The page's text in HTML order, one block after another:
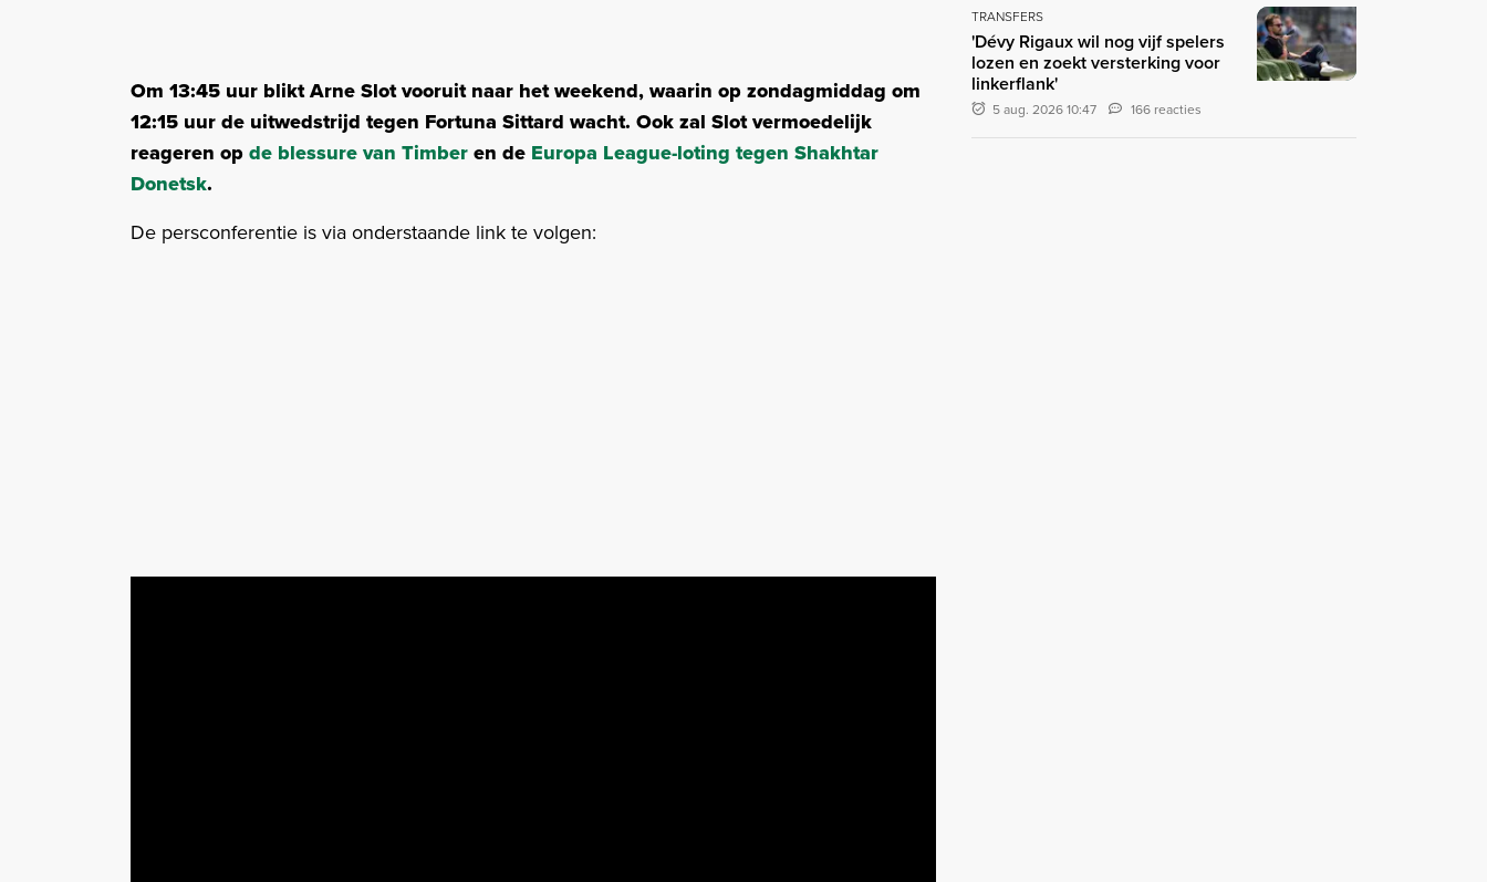
Om 13:45 uur blikt Arne Slot vooruit naar het weekend, waarin op zondagmiddag om
12:15 uur de uitwedstrijd tegen Fortuna Sittard wacht. Ook zal Slot vermoedelijk
reageren opde blessure van Timberen de Europa League-loting tegen Shakhtar
Donetsk.
De persconferentie is via onderstaande link te volgen:
TRANSFERS
'Dévy Rigaux wil nog vijf spelers
lozen en zoekt versterking voor
linkerflank'
5 aug. 2026 10:47 166 reacties